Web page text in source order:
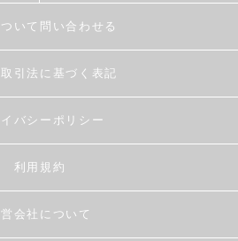
いて問い合わせる
引法に基づく表記
バシーポリシー
利用規約
会社について